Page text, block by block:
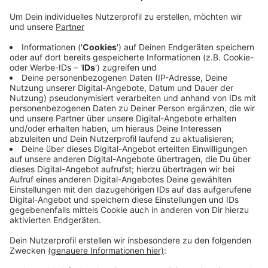
Anzeige
Der Fördertopf der Stadt Dülmen ist jetzt
ausgeschöpft. Anfang Januar hatte die Stadt
zunächst 150 000 Euro bereit gestellt, danach
stockte sie den Fördertopf noch einmal und fast
diesselbe Summe auf. Mittlerweile sind so viele
Anträge eingegangen, dass die Stadt wahrscheinlich
nicht alle berücksichtigen kann. Sie arbeitet die
Anträge gerade nach Eingangsdatum ab und meldet
sich bei den Absendern in den kommenden Wochen.
Anzeige